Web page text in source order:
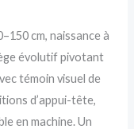
cm, naissance à
évolutif pivotant
témoin visuel de
d’appui-tête,
en machine. Un